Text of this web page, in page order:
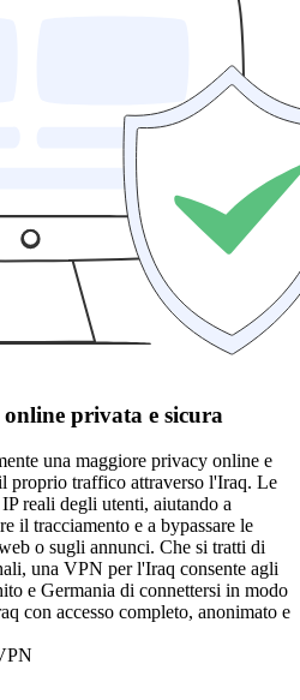
privata e sicura
una maggiore privacy online e
proprio traffico attraverso l'Iraq. Le
reali degli utenti, aiutando a
il tracciamento e a bypassare le
o sugli annunci. Che si tratti di
una VPN per l'Iraq consente agli
e Germania di connettersi in modo
con accesso completo, anonimato e